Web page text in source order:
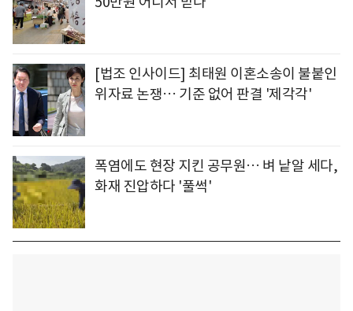
[법조 인사이드] 최태원 이혼소송이 불붙인
위자료 논쟁… 기준 없어 판결 '제각각'
폭염에도 현장 지킨 공무원… 벼 낱알 세다,
화재 진압하다 '풀썩'